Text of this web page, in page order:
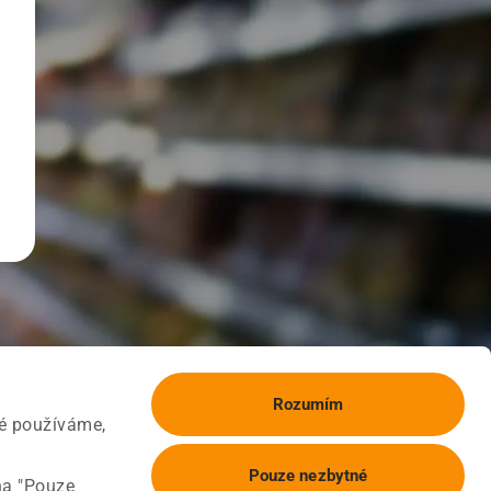
používáme,
"Pouze
Rozumím
Pouze nezbytné